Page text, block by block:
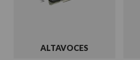
ALTAVOCES